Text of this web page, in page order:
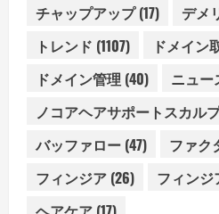
チャップアップ(17) デメ
トレンド (1107) ドメイン
ドメイン管理 (40) ニュー
ノコアヘアサポートスカル
バッファロー (47) ファク
フィンジア (26) フィンジ